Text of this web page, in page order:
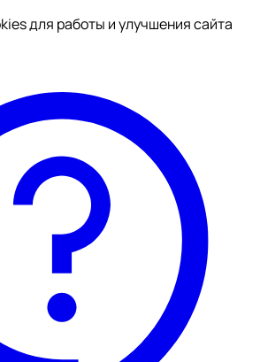
для работы и улучшения сайта